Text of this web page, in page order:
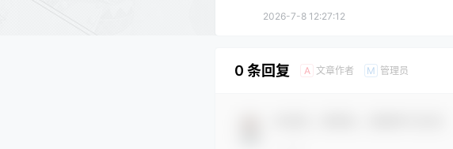
2026-7-8 12:27:12
0 条回复 A 文章作者 M 管理员